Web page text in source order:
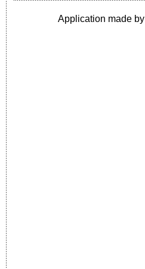
Application made by